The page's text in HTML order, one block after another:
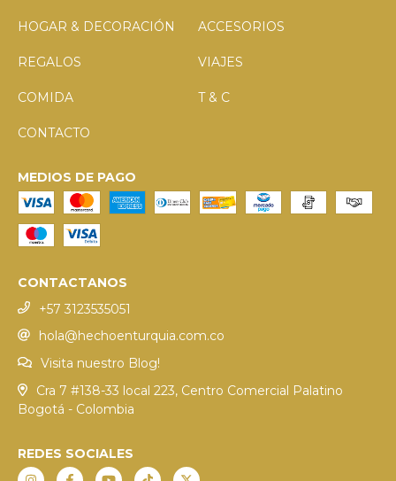
HOGAR & DECORACIÓN ACCESORIOS
REGALOS VIAJES
COMIDA T & C
CONTACTO
MEDIOS DE PAGO
CONTACTANOS
+57 3123535051
hola@hechoenturquia.com.co
Visita nuestro Blog!
Cra 7 #138-33 local 223, Centro Comercial Palatino
Bogotá - Colombia
REDES SOCIALES